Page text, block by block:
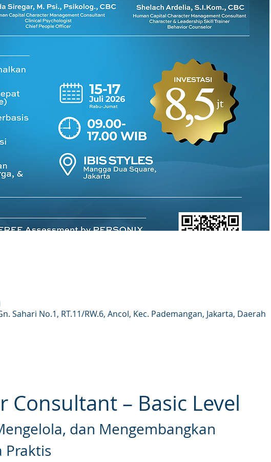
Sahari No.1, RT.11/RW.6, Ancol, Kec. Pademangan, Jakarta, Daerah
Consultant – Basic Level
dan Mengembangkan
Praktis